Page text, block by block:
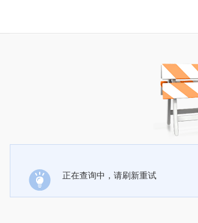
正在查询中，请刷新重试